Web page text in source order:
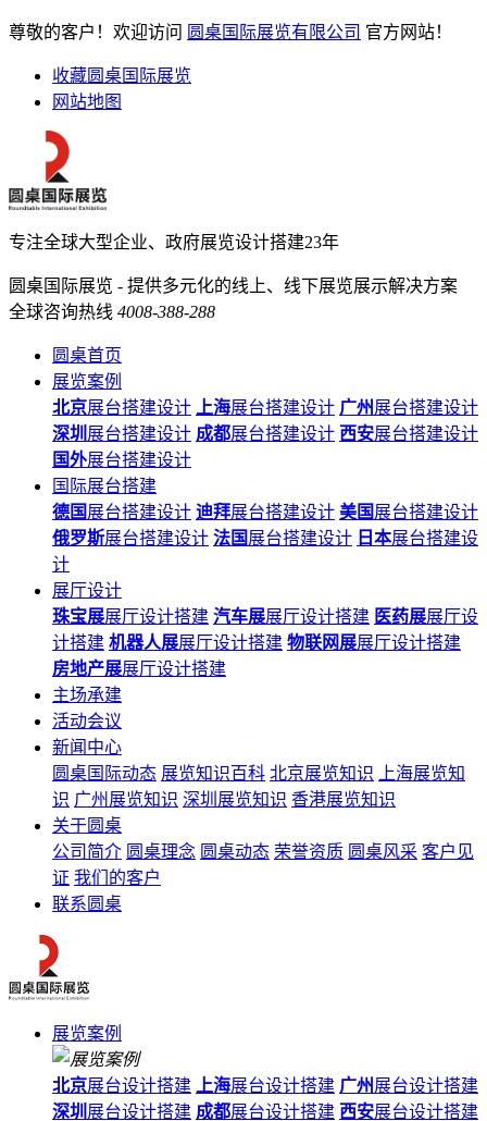
尊敬的客户！欢迎访问 圆桌国际展览有限公司 官方网站！
收藏圆桌国际展览
网站地图
专注全球大型企业、政府展览设计搭建23年
圆桌国际展览 - 提供多元化的线上、线下展览展示解决方案
全球咨询热线 4008-388-288
圆桌首页
展览案例
北京展台搭建设计 上海展台搭建设计 广州展台搭建设计
深圳 展台搭建设计 成都展台搭建设计 西安展台搭建设计
国外展台搭建设计
国际展台搭建
德国 展台搭建设计 迪拜展台搭建设计 美国 展台搭建设计
俄罗斯展台搭建设计 法国 展台搭建设计 日本展台搭建设
计
展厅设计
珠宝展展厅设计搭建 汽车展展厅设计搭建 医药展展厅设
计搭建 机器人展展厅设计搭建 物联网展展厅设计搭建
房地产展展厅设计搭建
主场承建
活动会议
新闻中心
圆桌国际动态 展览知识百科 北京展览知识
上海展览知
识 广州展览知识 深圳展览知识 香港展览知识
关于圆桌
公司简介 圆桌理念 圆桌动态 荣誉资质 圆桌风采 客户见
证 我们的客户
联系圆桌
展览案例
北京展台设计搭建 上海展台设计搭建 广州展台设计搭建
深圳 展台设计搭建 成都展台设计搭建 西安展台设计搭建